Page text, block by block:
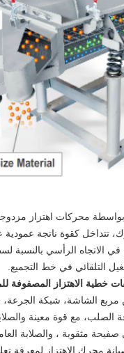
محركات اهتزاز مزدوجة
تتداخل كقوة ناتجة
الاتجاه الرأسي بالنسبة
التلقائي في خط التجميع.
خطية الاهتزاز المصفوفة
الشاشة، شبكة الجرعة،
الصلب، مع قوة معينة
مثقوبة ، والصلابة
محرك الاهتزاز لمعرفة